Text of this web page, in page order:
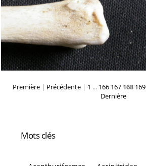
Première | Précédente | 1 ... 166 167 168 169
Dernière
Mots clés